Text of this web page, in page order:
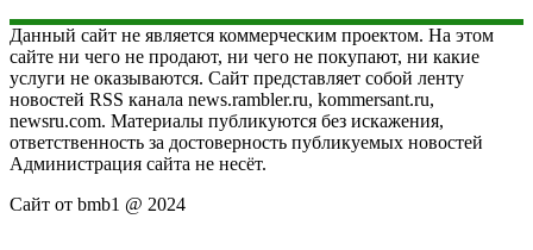
Данный сайт не является коммерческим проектом. На этом
сайте ни чего не продают, ни чего не покупают, ни какие
услуги не оказываются. Сайт представляет собой ленту
новостей RSS канала news.rambler.ru, kommersant.ru,
newsru.com. Материалы публикуются без искажения,
ответственность за достоверность публикуемых новостей
Администрация сайта не несёт.
Сайт от bmb1 @ 2024